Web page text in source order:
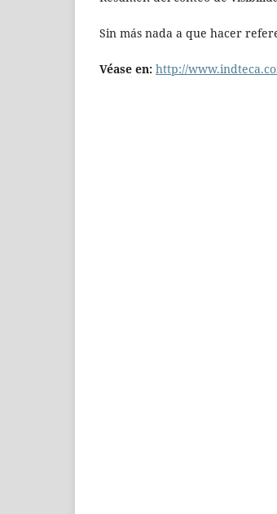
Sin más nada a que hacer
Véase en: http://